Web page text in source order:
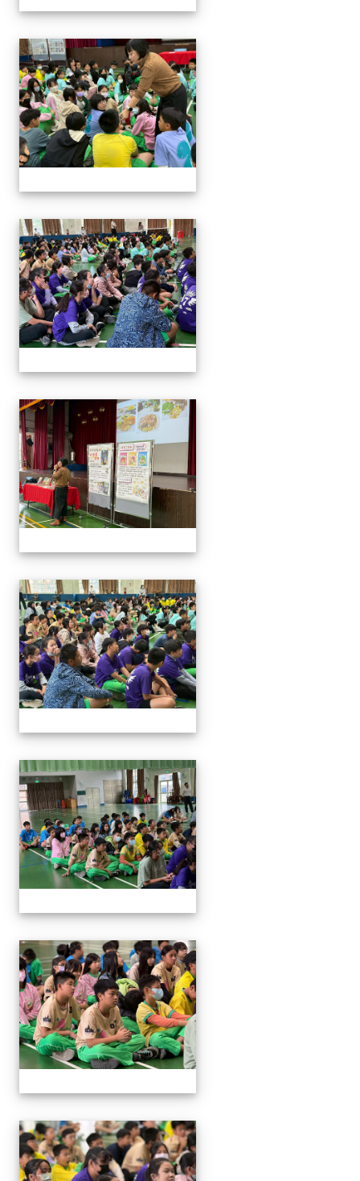
114與作家有約_林佑儒老師
114與作家有約_林佑儒老師
114與作家有約_林佑儒老師
114與作家有約_林佑儒老師
114與作家有約_林佑儒老師
114與作家有約_林佑儒老師
114與作家有約_林佑儒老師